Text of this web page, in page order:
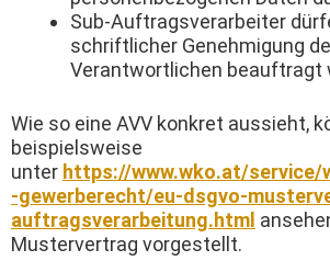
Sub-Auftragsverarbeiter
schriftlicher Genehmigung
Verantwortlichen beauftragt
Wie so eine AVV konkret aussieht,
beispielsweise
unter https://www.wko.at/
-gewerberecht/eu-dsgvo-
auftragsverarbeitung.html
Mustervertrag vorgestellt.